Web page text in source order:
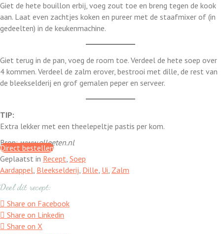
Koken en proeven
Kookworkshops
Aanmelden workshop
Evenementenkalender
Over Boer winkel van het land
Team Boer
Contact
Koken en proeven
Direct bestellen
Giet de hete bouillon erbij, voeg zout toe en breng tegen de kook
aan. Laat even zachtjes koken en pureer met de staafmixer of (in
gedeelten) in de keukenmachine.
Giet terug in de pan, voeg de room toe. Verdeel de hete soep over
4 kommen. Verdeel de zalm erover, bestrooi met dille, de rest van
de bleekselderij en grof gemalen peper en serveer.
TIP:
Extra lekker met een theelepeltje pastis per kom.
Bron:www.elleeten.nl
Geplaatst in Recept, Soep
Aardappel, Bleekselderij, Dille, Ui, Zalm
Deel dit recept:
Share on Facebook
Share on Linkedin
Share on X